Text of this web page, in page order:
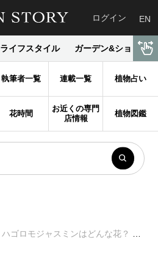
ログイン EN
ライフスタイル ガーデン&ショップ
執筆者一覧 連載一覧 植物占い
花時間
お近くの専門
店情報
植物図鑑
ハゴロモジャスミンはどんな花？ 特徴や花言葉、育て方を解説